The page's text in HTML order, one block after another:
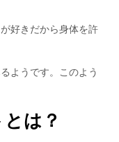
好きだから身体を許
ようです。このよう
は？